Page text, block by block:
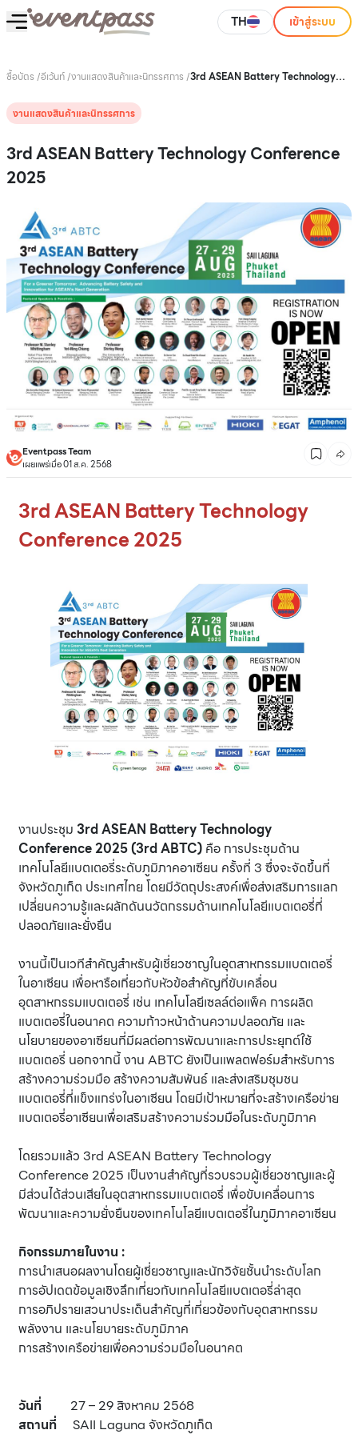
TH เข้าสู่ระบบ
ซื้อบัตร /อีเว้นท์/งานแสดงสินค้าและนิทรรศการ /3rd ASEAN Battery Technology
งานแสดงสินค้าและนิทรรศการ
3rd ASEAN Battery Technology Conference
2025
Eventpass Team
เผยแพร่เมื่อ 01 ส.ค. 2568
3rd ASEAN Battery Technology
Conference 2025
งานประชุม 3rd ASEAN Battery Technology
Conference 2025 (3rd ABTC) คือ การประชุมด้าน
เทคโนโลยีแบตเตอรี่ระดับภูมิภาคอาเซียน ครั้งที่ 3 ซึ่งจะจัดขึ้นที่
จังหวัดภูเก็ต ประเทศไทย โดยมีวัตถุประสงค์เพื่อส่งเสริมการแลก
เปลี่ยนความรู้และผลักดันนวัตกรรมด้านเทคโนโลยีแบตเตอรี่ที่
ปลอดภัยและยั่งยืน
งานนี้เป็นเวทีสำคัญสำหรับผู้เชี่ยวชาญในอุตสาหกรรมแบตเตอรี่
ในอาเซียน เพื่อหารือเกี่ยวกับหัวข้อสำคัญที่ขับเคลื่อน
อุตสาหกรรมแบตเตอรี่ เช่น เทคโนโลยีเซลล์ต่อแพ็ค การผลิต
แบตเตอรี่ในอนาคต ความก้าวหน้าด้านความปลอดภัย และ
นโยบายของอาเซียนที่มีผลต่อการพัฒนาและการประยุกต์ใช้
แบตเตอรี่ นอกจากนี้ งาน ABTC ยังเป็นแพลตฟอร์มสำหรับการ
สร้างความร่วมมือ สร้างความสัมพันธ์ และส่งเสริมชุมชน
แบตเตอรี่ที่แข็งแกร่งในอาเซียน โดยมีเป้าหมายที่จะสร้างเครือข่าย
แบตเตอรี่อาเซียนเพื่อเสริมสร้างความร่วมมือในระดับภูมิภาค
โดยรวมแล้ว 3rd ASEAN Battery Technology
Conference 2025 เป็นงานสำคัญที่รวบรวมผู้เชี่ยวชาญและผู้
มีส่วนได้ส่วนเสียในอุตสาหกรรมแบตเตอรี่ เพื่อขับเคลื่อนการ
พัฒนาและความยั่งยืนของเทคโนโลยีแบตเตอรี่ในภูมิภาคอาเซียน
กิจกรรมภายในงาน :
การนำเสนอผลงานโดยผู้เชี่ยวชาญและนักวิจัยชั้นนำระดับโลก
การอัปเดตข้อมูลเชิงลึกเกี่ยวกับเทคโนโลยีแบตเตอรี่ล่าสุด
การอภิปรายเสวนาประเด็นสำคัญที่เกี่ยวข้องกับอุตสาหกรรม
พลังงาน และนโยบายระดับภูมิภาค
การสร้างเครือข่ายเพื่อความร่วมมือในอนาคต
วันที่
27 – 29 สิงหาคม 2568
สถานที่
SAII Laguna จังหวัดภูเก็ต